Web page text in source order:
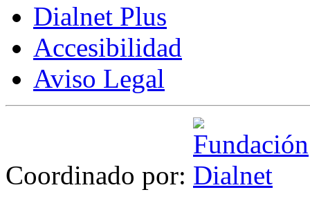
Dialnet Plus
Accesibilidad
Aviso Legal
Coordinado por: